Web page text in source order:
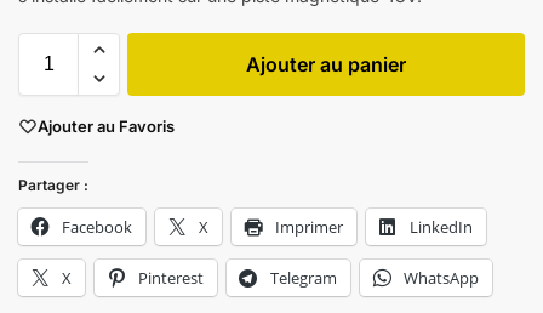
Ajouter au panier
Ajouter au Favoris
Partager :
Facebook X Imprimer LinkedIn
X Pinterest Telegram WhatsApp